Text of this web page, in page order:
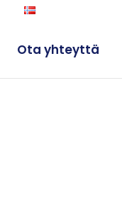
Ota yhteyttä